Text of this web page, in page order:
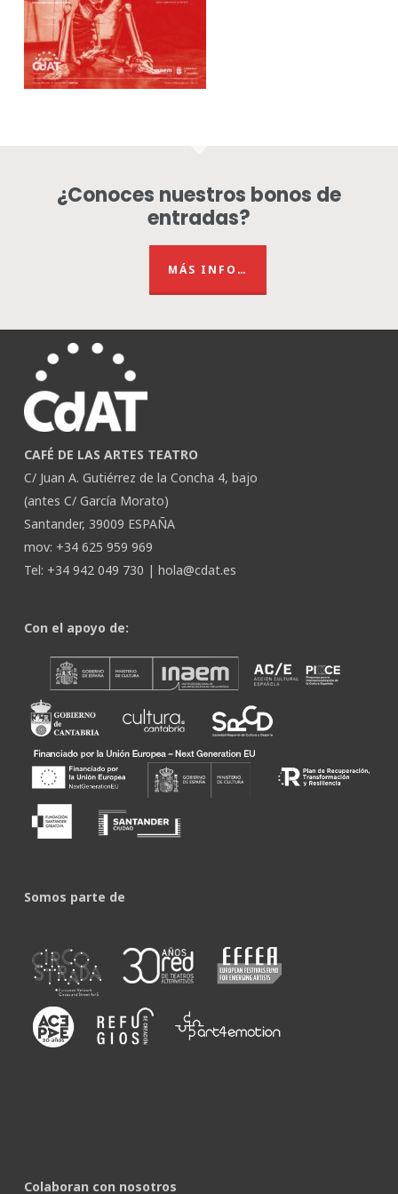
¿Conoces nuestros bonos de
entradas?
MÁS INFO…
CAFÉ DE LAS ARTES TEATRO
C/ Juan A. Gutiérrez de la Concha 4, bajo
(antes C/ García Morato)
Santander, 39009 ESPAÑA
mov: +34 625 959 969
Tel: +34 942 049 730 | hola@cdat.es
Con el apoyo de:
Somos parte de
Colaboran con nosotros